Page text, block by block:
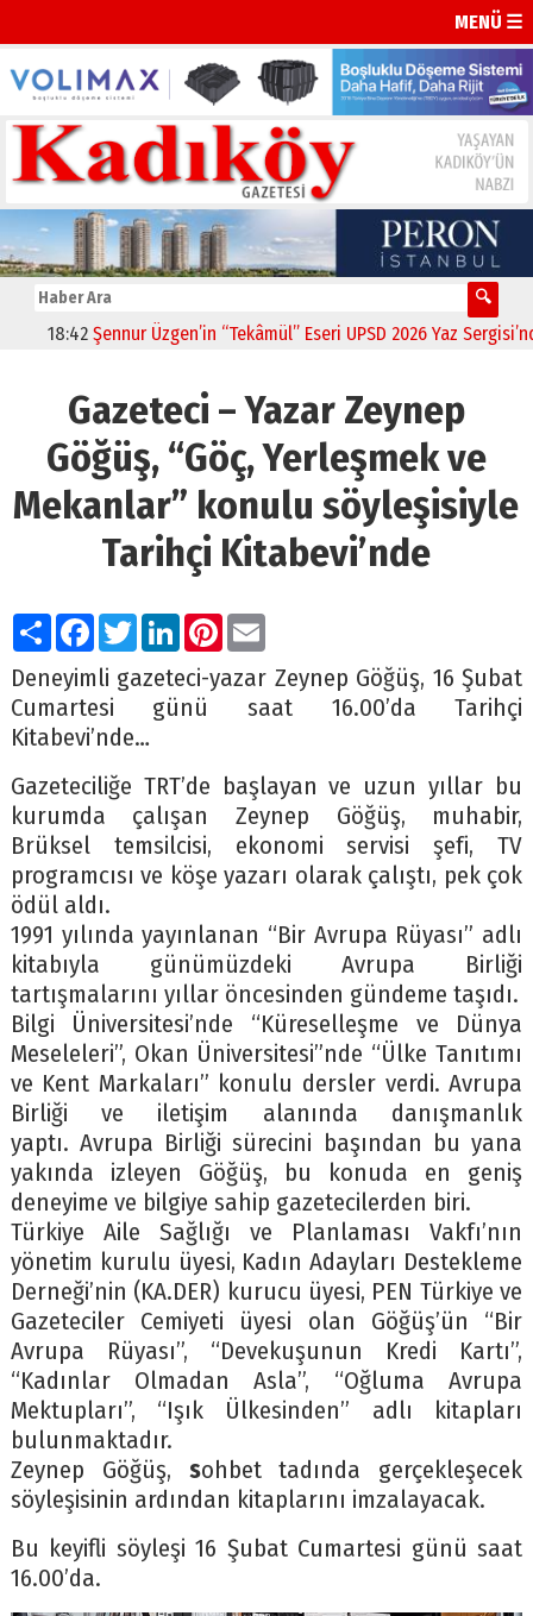
MENÜ ☰
18:42 Şennur Üzgen’in “Tekâmül” Eseri UPSD 2026 Yaz
Gazeteci – Yazar Zeynep
Göğüş, “Göç, Yerleşmek ve
Mekanlar” konulu söyleşisiyle
Tarihçi Kitabevi’nde
PaylaşFacebook
TwitterLinkedIn
Pinterest
Email
Deneyimli gazeteci-yazar Zeynep Göğüş, 16 Şubat
Cumartesi günü saat 16.00’da Tarihçi
Kitabevi’nde…
Gazeteciliğe TRT’de başlayan ve uzun yıllar bu
kurumda çalışan Zeynep Göğüş, muhabir,
Brüksel temsilcisi, ekonomi servisi şefi, TV
programcısı ve köşe yazarı olarak çalıştı, pek çok
ödül aldı.
1991 yılında yayınlanan “Bir Avrupa Rüyası” adlı
kitabıyla günümüzdeki Avrupa Birliği
tartışmalarını yıllar öncesinden gündeme taşıdı.
Bilgi Üniversitesi’nde “Küreselleşme ve Dünya
Meseleleri”, Okan Üniversitesi”nde “Ülke Tanıtımı
ve Kent Markaları” konulu dersler verdi. Avrupa
Birliği ve iletişim alanında danışmanlık
yaptı. Avrupa Birliği sürecini başından bu yana
yakında izleyen Göğüş, bu konuda en geniş
deneyime ve bilgiye sahip gazetecilerden biri.
Türkiye Aile Sağlığı ve Planlaması Vakfı’nın
yönetim kurulu üyesi, Kadın Adayları Destekleme
Derneği’nin (KA.DER) kurucu üyesi, PEN Türkiye ve
Gazeteciler Cemiyeti üyesi olan Göğüş’ün “Bir
Avrupa Rüyası”, “Devekuşunun Kredi Kartı”,
“Kadınlar Olmadan Asla”, “Oğluma Avrupa
Mektupları”, “Işık Ülkesinden” adlı kitapları
bulunmaktadır.
Zeynep Göğüş, sohbet tadında gerçekleşecek
söyleşisinin ardından kitaplarını imzalayacak.
Bu keyifli söyleşi 16 Şubat Cumartesi günü saat
16.00’da.